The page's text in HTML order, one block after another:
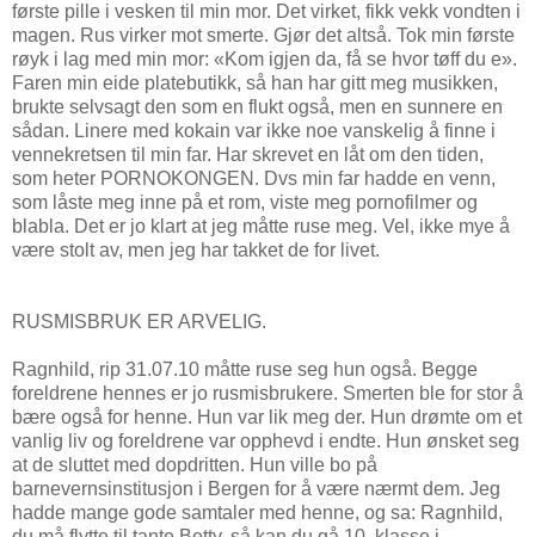
første pille i vesken til min mor. Det virket, fikk vekk vondten i
magen. Rus virker mot smerte. Gjør det altså. Tok min første
røyk i lag med min mor: «Kom igjen da, få se hvor tøff du e».
Faren min eide platebutikk, så han har gitt meg musikken,
brukte selvsagt den som en flukt også, men en sunnere en
sådan. Linere med kokain var ikke noe vanskelig å finne i
vennekretsen til min far. Har skrevet en låt om den tiden,
som heter PORNOKONGEN. Dvs min far hadde en venn,
som låste meg inne på et rom, viste meg pornofilmer og
blabla. Det er jo klart at jeg måtte ruse meg. Vel, ikke mye å
være stolt av, men jeg har takket de for livet.
RUSMISBRUK ER ARVELIG.
Ragnhild, rip 31.07.10 måtte ruse seg hun også. Begge
foreldrene hennes er jo rusmisbrukere. Smerten ble for stor å
bære også for henne. Hun var lik meg der. Hun drømte om et
vanlig liv og foreldrene var opphevd i endte. Hun ønsket seg
at de sluttet med dopdritten. Hun ville bo på
barnevernsinstitusjon i Bergen for å være nærmt dem. Jeg
hadde mange gode samtaler med henne, og sa: Ragnhild,